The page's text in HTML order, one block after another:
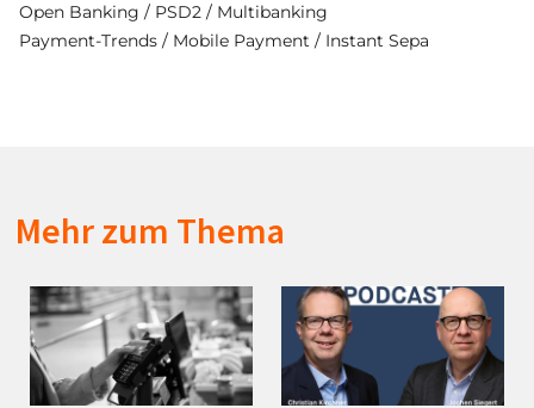
Open Banking / PSD2 / Multibanking
Payment-Trends / Mobile Payment / Instant Sepa
Mehr zum Thema